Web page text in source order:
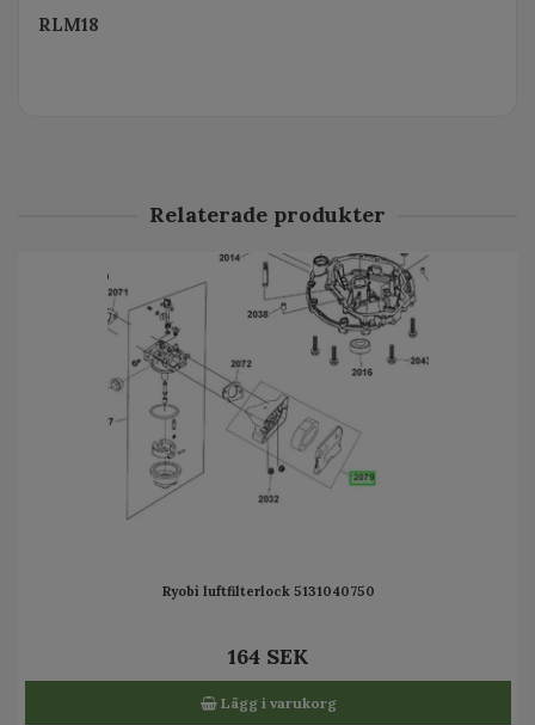
RLM18
Relaterade produkter
Ryobi luftfilterlock 5131040750
164 SEK
Lägg i varukorg